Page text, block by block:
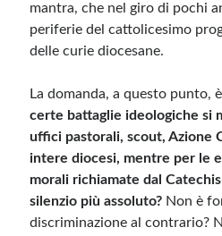
razzisti o che contengano dati personali non
privacy. Alcune immagini inserite in questo
considerate di pubblico dominio. Qualora la
immediatamente rimosse. L’autore del blog non
Meta
Feed dei commenti
mantra, che nel giro di pochi
periferie del cattolicesimo
delle curie diocesane.
La domanda, a questo punto,
certe battaglie ideologiche si
uffici pastorali, scout, Azione
intere diocesi, mentre per le
morali richiamate dal
silenzio più assoluto? Non è
discriminazione al contrario?